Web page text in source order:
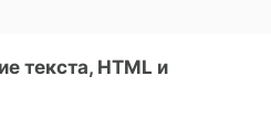
текста, HTML и